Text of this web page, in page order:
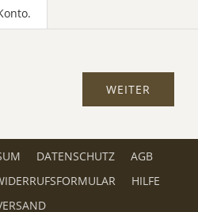
DATENSCHUTZ
AGB
HILFE